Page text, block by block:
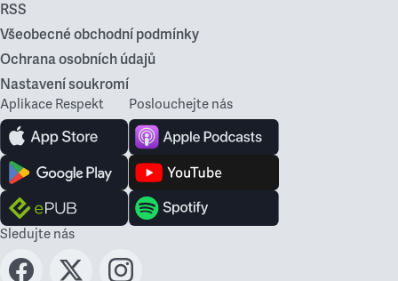
RSS
Všeobecné obchodní podmínky
Ochrana osobních údajů
Nastavení soukromí
Aplikace Respekt Poslouchejte nás
Sledujte nás